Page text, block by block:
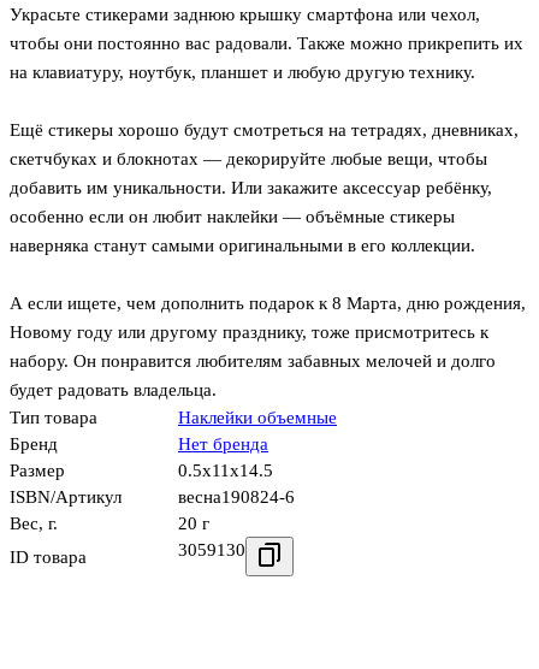
Украсьте стикерами заднюю крышку смартфона или чехол,
чтобы они постоянно вас радовали. Также можно прикрепить их
на клавиатуру, ноутбук, планшет и любую другую технику.
Ещё стикеры хорошо будут смотреться на тетрадях, дневниках,
скетчбуках и блокнотах — декорируйте любые вещи, чтобы
добавить им уникальности. Или закажите аксессуар ребёнку,
особенно если он любит наклейки — объёмные стикеры
наверняка станут самыми оригинальными в его коллекции.
А если ищете, чем дополнить подарок к 8 Марта, дню рождения,
Новому году или другому празднику, тоже присмотритесь к
набору. Он понравится любителям забавных мелочей и долго
будет радовать владельца.
Тип товара
Наклейки объемные
Бренд
Нет бренда
Размер
0.5x11x14.5
ISBN/Артикул
весна190824-6
Вес, г.
20 г
ID товара
3059130